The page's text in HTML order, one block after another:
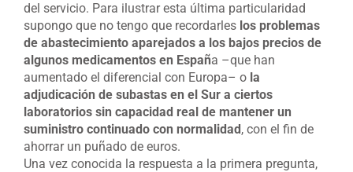
del servicio. Para ilustrar esta última particularidad
supongo que no tengo que recordarles los problemas
de abastecimiento aparejados a los bajos precios de
algunos medicamentos en España –que han
aumentado el diferencial con Europa– o la
adjudicación de subastas en el Sur a ciertos
laboratorios sin capacidad real de mantener un
suministro continuado con normalidad, con el fin de
ahorrar un puñado de euros.
Una vez conocida la respuesta a la primera pregunta,